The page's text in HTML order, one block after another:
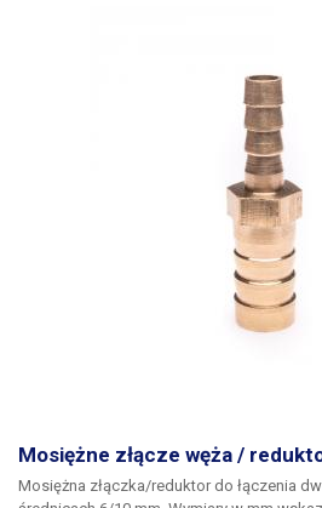
Mosiężne złącze węża /
Mosiężna złączka/reduktor do łączenia